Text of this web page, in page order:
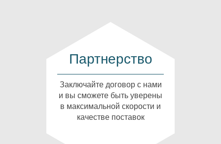
Партнерство
Заключайте договор с нами
и вы сможете быть уверены
в максимальной скорости и
качестве поставок